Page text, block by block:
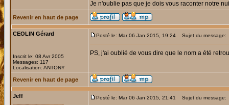
Je n'oublie pas que je dois vous raconter notre
Revenir en haut de page
CEOLIN Gérard
Inscrit le: 08 Avr 2005
Messages: 117
Localisation: ANTONY
Posté le: Mar 06 Jan 2015, 19:24 Sujet du message:
PS, j'ai oublié de vous dire que le nom a été
Revenir en haut de page
Jeff Posté le: Mar 06 Jan 2015, 21:41 Sujet du message: